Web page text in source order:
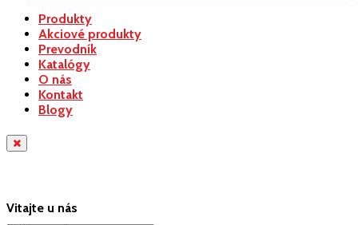
Produkty
Akciové produkty
Prevodník
Katalógy
O nás
Kontakt
Blogy
Vitajte u nás